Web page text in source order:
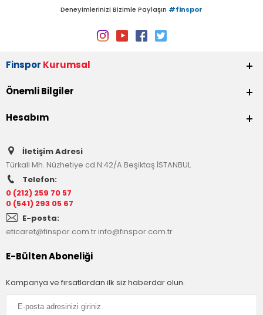
Deneyimlerinizi Bizimle Paylaşın #finspor
Finspor Kurumsal
Önemli Bilgiler
Hesabım
İletişim Adresi
Türkali Mh. Nüzhetiye cd.N:42/A Beşiktaş İSTANBUL
Telefon:
0 (212) 259 70 57
0 (541) 293 05 67
E-posta:
eticaret@finspor.com.trinfo@finspor.com.tr
E-Bülten Aboneliği
Kampanya ve fırsatlardan ilk siz haberdar olun.